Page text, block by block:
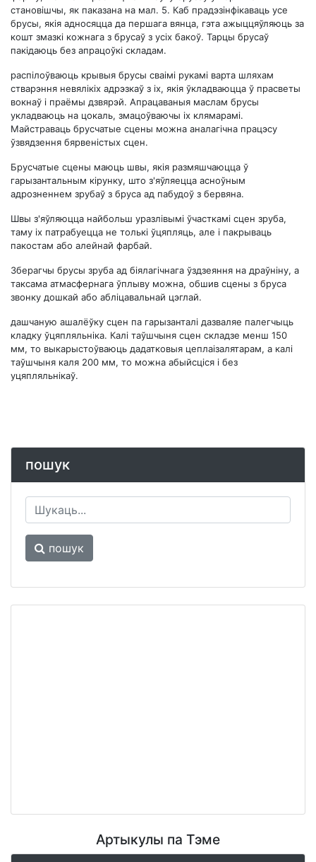
становішчы, як паказана на мал. 5. Каб прадэзінфікаваць усе
брусы, якія адносяцца да першага вянца, гэта ажыццяўляюць за
кошт змазкі кожнага з брусаў з усіх бакоў. Тарцы брусаў
пакідаюць без апрацоўкі складам.
распілоўваюць крывыя брусы сваімі рукамі варта шляхам
стварэння невялікіх адрэзкаў з іх, якія ўкладваюцца ў прасветы
вокнаў і праёмы дзвярэй. Апрацаваныя маслам брусы
укладваюць на цокаль, змацоўваючы іх клямарамі.
Майстраваць брусчатые сцены можна аналагічна працэсу
ўзвядзення бярвеністых сцен.
Брусчатые сцены маюць швы, якія размяшчаюцца ў
гарызантальным кірунку, што з'яўляецца асноўным
адрозненнем зрубаў з бруса ад пабудоў з бервяна.
Швы з'яўляюцца найбольш уразлівымі ўчасткамі сцен зруба,
таму іх патрабуецца не толькі ўцяпляць, але і пакрываць
пакостам або алейнай фарбай.
Зберагчы брусы зруба ад біялагічнага ўздзеяння на драўніну, а
таксама атмасфернага ўплыву можна, обшив сцены з бруса
звонку дошкай або абліцавальнай цэглай.
дашчаную ашалёўку сцен па гарызанталі дазваляе палегчыць
кладку ўцяпляльніка. Калі таўшчыня сцен складзе менш 150
мм, то выкарыстоўваюць дадатковыя цеплаізалятарам, а калі
таўшчыня каля 200 мм, то можна абыйсціся і без
уцяпляльнікаў.
пошук
пошук
Артыкулы па Тэме